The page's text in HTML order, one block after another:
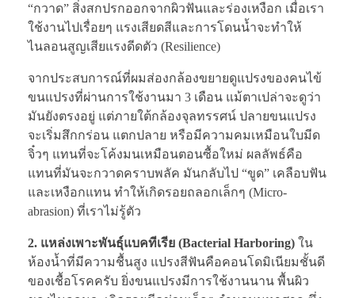
“กวาด” สิ่งสกปรกออกจากผิวฟันและร่องเหงือก เมื่อเรา
ใช้งานไปเรื่อยๆ แรงเสียดสีและการโดนน้ำจะทำให้
ไนลอนสูญเสียแรงดีดตัว (Resilience)
จากประสบการณ์ที่ผมส่องกล้องขยายดูแปรงของคนไข้
ขนแปรงที่ผ่านการใช้งานมา 3 เดือน แม้ตาเปล่าจะดูว่า
มันยังตรงอยู่ แต่ภายใต้กล้องจุลทรรศน์ ปลายขนแปรง
จะเริ่มสึกกร่อน แตกปลาย หรือมีความคมเหมือนใบมีด
จิ๋วๆ แทนที่จะโค้งมนเหมือนตอนซื้อใหม่ ผลลัพธ์คือ
แทนที่มันจะกวาดคราบพลัค มันกลับไป “ขูด” เคลือบฟัน
และเหงือกแทน ทำให้เกิดรอยถลอกเล็กๆ (Micro-
abrasion) ที่เราไม่รู้ตัว
2. แหล่งเพาะพันธุ์แบคทีเรีย (Bacterial Harboring) ใน
ห้องน้ำที่มีความชื้นสูง แปรงสีฟันคือคอนโดมิเนียมชั้นดี
ของเชื้อโรคครับ ยิ่งขนแปรงมีการใช้งานนาน พื้นผิว